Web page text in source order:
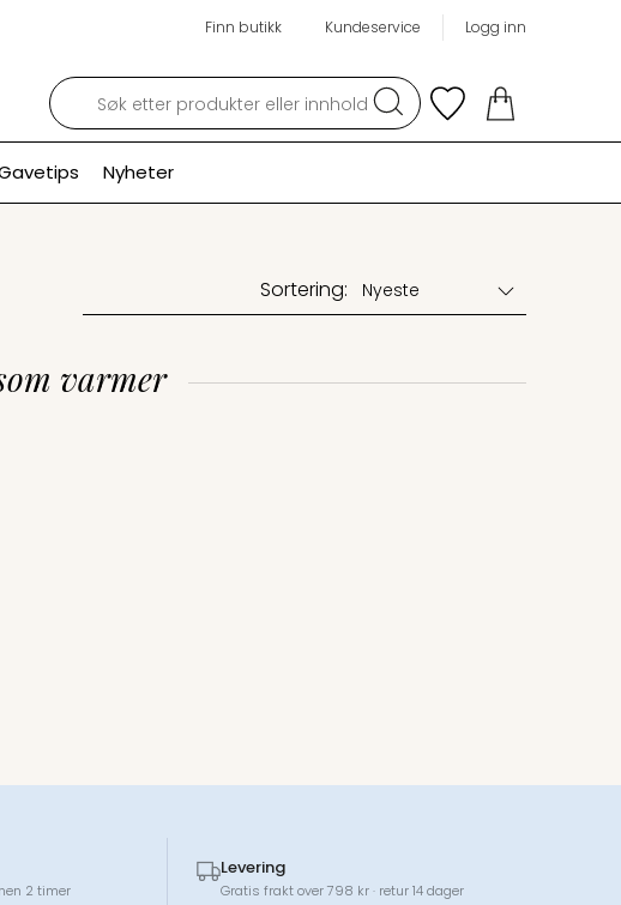
Logg inn
Finn butikk Kundeservice
Søk: Søk
Nyheter
Sortering:
varmer
2 timer
Levering
Gratis frakt over 798 kr · retur 14 dager